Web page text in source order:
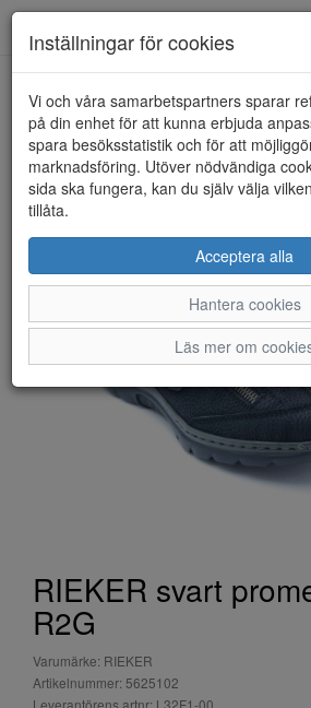
HEM RIEKER
RIEKER svart
R2G
Varumärke: RIEKER
Artikelnummer: 5625102
Leverantörens artnr: L32F1-00
Inställningar för cookies
Vi och våra samarbetspartners sparar
på din enhet för att kunna erbjuda
spara besöksstatistik och för att
marknadsföring. Utöver nödvändiga
sida ska fungera, kan du själv välja
tillåta.
Acceptera alla
Hantera cookies
Läs mer om